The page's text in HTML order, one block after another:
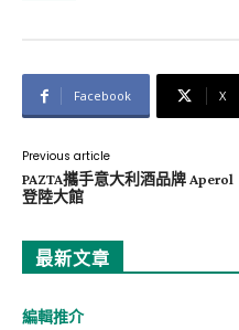
Facebook X
Previous article
PAZTA攜手意大利酒品牌 Aperol
登陸大館
最新文章
編輯推介